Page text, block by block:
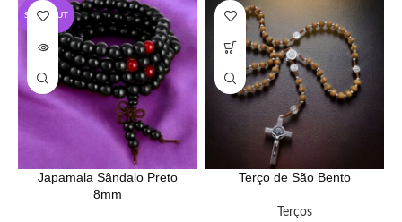
SOLD OUT
Japamala Sândalo Preto
8mm
Terço de São Bento
Terços